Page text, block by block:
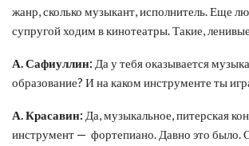
жанр, сколько музыкант, исполнитель. Еще
супругой ходим в кинотеатры. Такие,
А. Сафиуллин: Да у тебя оказывается
образование? И на каком инструменте ты
А. Красавин: Да, музыкальное, питерская
инструмент — фортепиано. Давно это было.